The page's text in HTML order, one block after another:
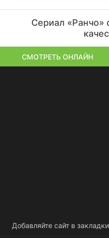
Сериал «Ранчо»
СМОТРЕТЬ ОНЛАЙН
Добавляйте сайт в